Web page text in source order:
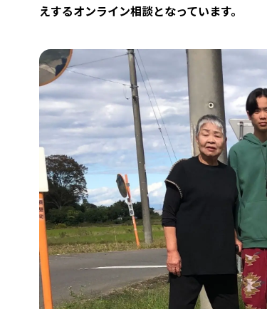
えするオンライン相談となっています。